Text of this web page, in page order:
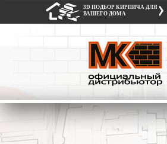
3D ПОДБОР КИРПИЧА ДЛЯ
ВАШЕГО ДОМА